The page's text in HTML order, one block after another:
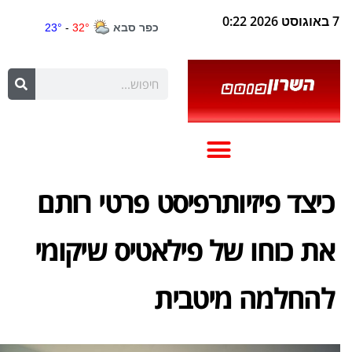
7 באוגוסט 2026 0:22
כיצד פיזיותרפיסט פרטי רותם
את כוחו של פילאטיס שיקומי
להחלמה מיטבית